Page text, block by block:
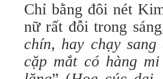
Chỉ bằng đôi nét
nữ rất đỗi trong
chín, hay chạy
cặp mắt có hàng